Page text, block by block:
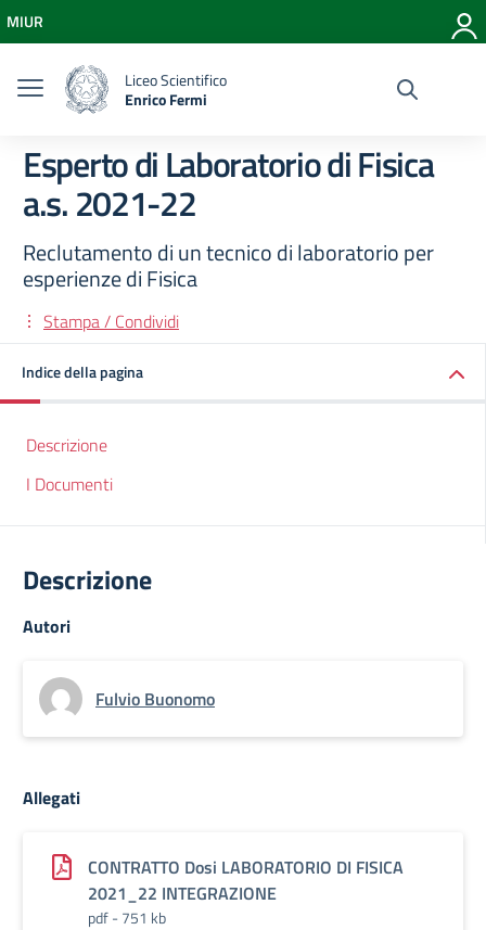
Vai al menu di navigazione
Vai al footer
MIUR
Liceo Scientifico
Enrico Fermi
Esperto di Laboratorio di Fisica
a.s. 2021-22
Reclutamento di un tecnico di laboratorio per
esperienze di Fisica
Stampa / Condividi
Indice della pagina
Descrizione
I Documenti
Descrizione
Autori
Fulvio Buonomo
Allegati
CONTRATTO Dosi LABORATORIO DI FISICA
2021_22 INTEGRAZIONE
pdf - 751 kb